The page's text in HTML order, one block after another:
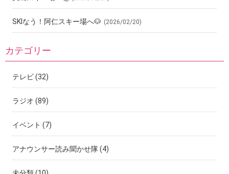
SKIなう！阿仁スキー場へ🐶 (2026/02/20)
カテゴリー
テレビ(32)
ラジオ (89)
イベント (7)
アナウンサー読み聞かせ隊(4)